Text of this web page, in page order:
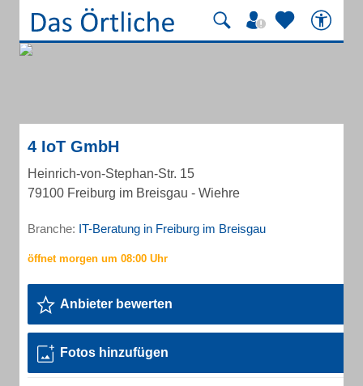
4 IoT GmbH
Heinrich-von-Stephan-Str. 15
79100 Freiburg im Breisgau - Wiehre
Branche: IT-Beratung in Freiburg im Breisgau
Anbieter bewerten
Fotos hinzufügen